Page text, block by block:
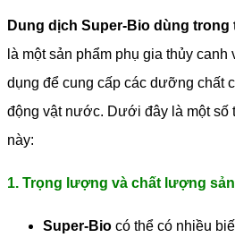
Dung dịch Super-Bio dùng
là một sản phẩm phụ gia thủy
dụng để cung cấp các dưỡng chất
động vật nước. Dưới đây là một số
này:
1. Trọng lượng và chất lượng
Super-Bio có thể có nhiều